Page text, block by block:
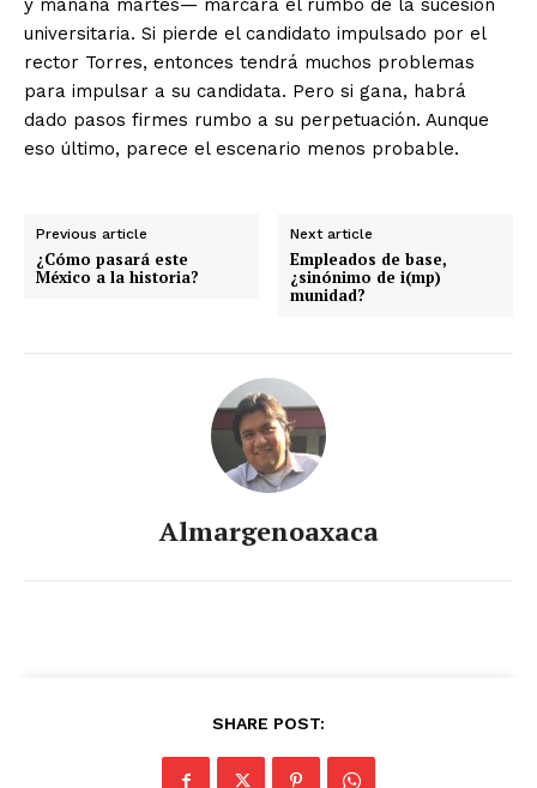
y mañana martes— marcará el rumbo de la sucesión
universitaria. Si pierde el candidato impulsado por el
rector Torres, entonces tendrá muchos problemas
para impulsar a su candidata. Pero si gana, habrá
dado pasos firmes rumbo a su perpetuación. Aunque
eso último, parece el escenario menos probable.
Previous article
¿Cómo pasará este
México a la historia?
Next article
Empleados de base,
¿sinónimo de i(mp)
munidad?
Almargenoaxaca
SHARE POST: